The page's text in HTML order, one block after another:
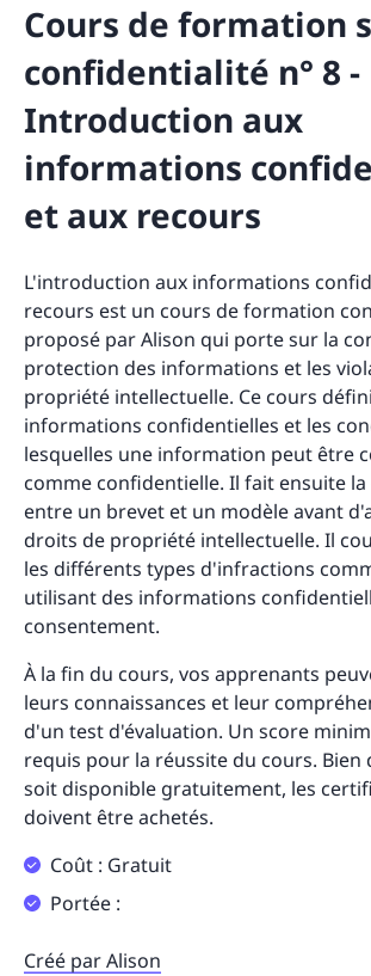
Cours de formation
confidentialité n° 8 -
Introduction aux
informations
et aux recours
L'introduction aux informations
recours est un cours de formation
proposé par Alison qui porte sur la
protection des informations et les
propriété intellectuelle. Ce cours
informations confidentielles et les
lesquelles une information peut être
comme confidentielle. Il fait ensuite
entre un brevet et un modèle avant
droits de propriété intellectuelle. Il
les différents types d'infractions
utilisant des informations
consentement.
À la fin du cours, vos apprenants
leurs connaissances et leur
d'un test d'évaluation. Un score
requis pour la réussite du cours. Bien
soit disponible gratuitement, les
doivent être achetés.
Coût : Gratuit
Portée :
Créé par Alison